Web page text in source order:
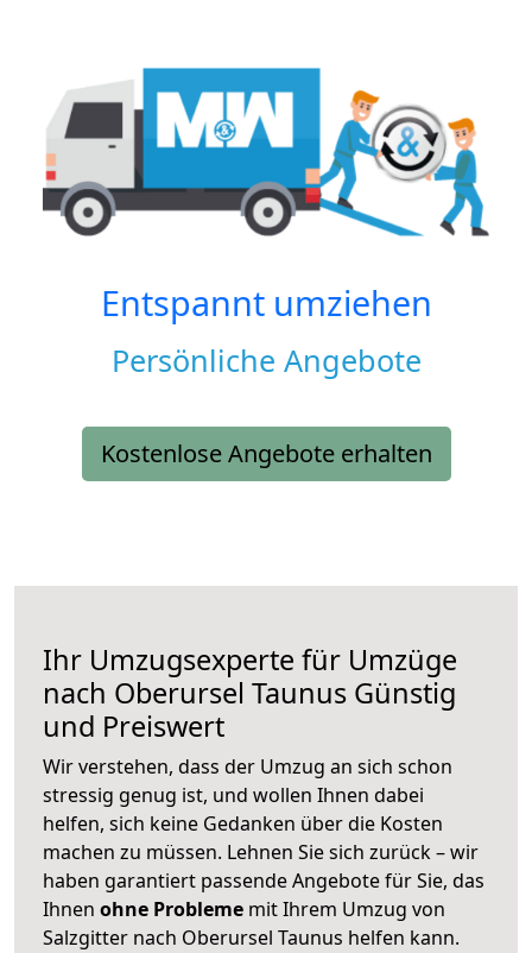
Entspannt umziehen
Persönliche Angebote
Kostenlose Angebote erhalten
Ihr Umzugsexperte für Umzüge
nach Oberursel Taunus Günstig
und Preiswert
Wir verstehen, dass der Umzug an sich schon
stressig genug ist, und wollen Ihnen dabei
helfen, sich keine Gedanken über die Kosten
machen zu müssen. Lehnen Sie sich zurück – wir
haben garantiert passende Angebote für Sie, das
Ihnen ohne Probleme mit Ihrem Umzug von
Salzgitter nach Oberursel Taunus helfen kann.